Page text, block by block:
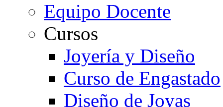
Equipo Docente
Cursos
Joyería y Diseño
Curso de Engastado
Diseño de Joyas